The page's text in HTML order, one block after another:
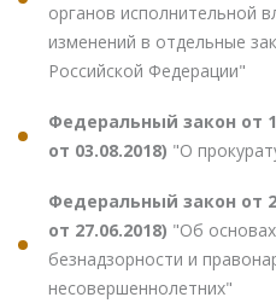
органов исполнительной
изменений в отдельные
Российской Федерации"
Федеральный закон от
от 03.08.2018) "О
Федеральный закон от
от 27.06.2018) "Об
безнадзорности и
несовершеннолетних"